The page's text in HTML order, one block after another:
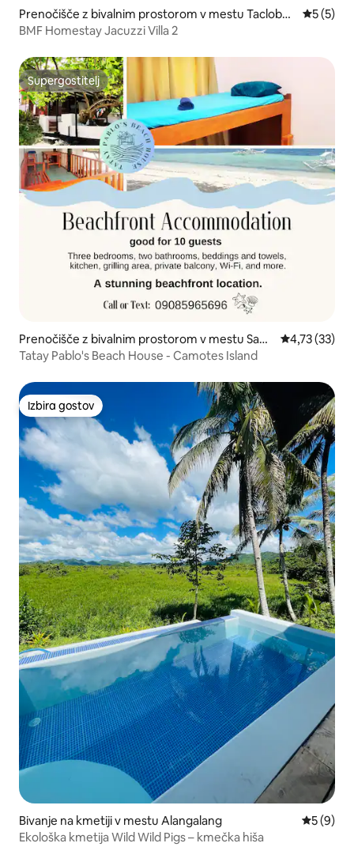
Prenočišče z bivalnim prostorom v mestu Tacloban
City
5 (5)
BMF Homestay Jacuzzi Villa 2
Supergostitelj
Supergostitelj
Prenočišče z bivalnim prostorom v mestu San
Francisco
Povprečna
4,73 (33)
Tatay Pablo's Beach House - Camotes Island
Izbira gostov
Izbira gostov
Bivanje na kmetiji v mestu Alangalang
5 (9)
Ekološka kmetija Wild Wild Pigs – kmečka hiša